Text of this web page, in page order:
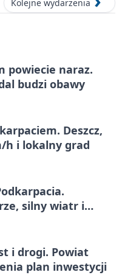
Kolejne wydarzenia
powiecie naraz.
budzi obawy
Deszcz,
h i lokalny grad
silny wiatr i
i drogi. Powiat
plan inwestycji